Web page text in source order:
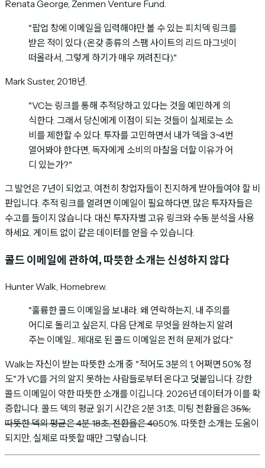
Renata George, Zenmen Venture Fund.
"팝업 창에 이메일을 입력해야만 볼 수 있는 피치덱 링크를
받은 적이 있다 (온갖 종류의 스팸 사이트의 리드 마그넷이
떠올라서, 그렇게 하기가 매우 꺼려진다)."
Mark Suster, 2018년.
"VC는 링크를 통해 추적당하고 있다는 것을 예민하게 의
식한다. 그래서 당신에게 이점이 되는 것들이 실제로는 소
비를 제한할 수 있다. 투자를 고민하면서 내가 덱을 3~4번
열어봐야 한다면, 독자에게 소비의 마찰을 더할 이유가 어
디 있는가?"
그 발언은 7년이 되었고, 여전히 창업자들이 진지하게 받아들여야 할 비
판입니다. 추적 링크를 열려면 이메일이 필요하다면, 많은 투자자들은
수고를 들이지 않습니다. 대신 투자자별 고유 링크와 수동 분석을 사용
하세요. 게이트 없이 같은 데이터를 얻을 수 있습니다.
콜드 이메일에 관하여, 따뜻한 소개는 신성하지 않다
Hunter Walk, Homebrew.
"훌륭한 콜드 이메일을 보내라. 왜 연락하는지, 내 주의를
어디로 돌리고 싶은지, 다음 단계로 무엇을 원하는지 알려
주는 이메일... 제대로 된 콜드 이메일은 전혀 문제가 없다."
Walk는 자신이 받는 따뜻한 소개 중 "적어도 3분의 1, 어쩌면 50% 정
도"가 VC를 거의 알지 못하는 사람들로부터 온다고 덧붙입니다. 강한
콜드 이메일이 약한 따뜻한 소개를 이깁니다. 2026년 데이터가 이를 확
증합니다. 콜드 덱의 평균 읽기 시간은 2분 31초, 미팅 전환율은 35%;
따뜻한 덱의 평균은 4분 18초, 전환율은 4050%. 따뜻한 소개는 도움이
되지만, 실제로 따뜻할 때만 그렇습니다.